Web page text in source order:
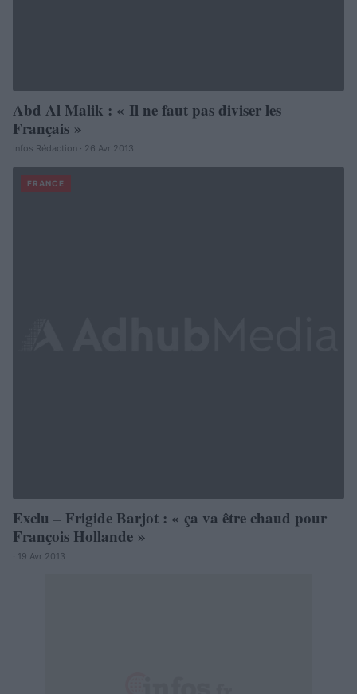
Abd Al Malik : « Il ne faut pas diviser les
Français »
Infos Rédaction · 26 Avr 2013
FRANCE
Exclu – Frigide Barjot : « ça va être chaud pour
François Hollande »
· 19 Avr 2013